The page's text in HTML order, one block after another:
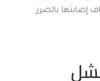
إصابتها بالضرر.